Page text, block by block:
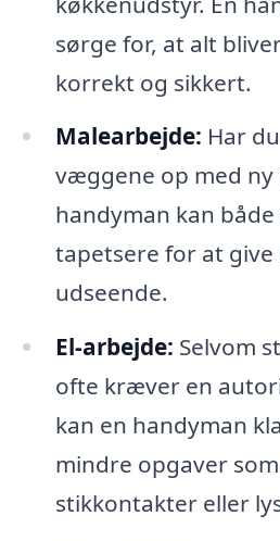
sørge for, at alt
korrekt og sikkert.
Malearbejde: Har
væggene op med ny
handyman kan både
tapetsere for at
udseende.
El-arbejde: Selvom
ofte kræver en
kan en handyman
mindre opgaver
stikkontakter eller